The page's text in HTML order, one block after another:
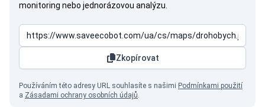
monitoring nebo jednorázovou analýzu.
Zkopírovat
Používáním této adresy URL souhlasíte s našimi Podmínkami použití
a Zásadami ochrany osobních údajů.